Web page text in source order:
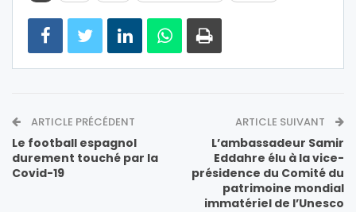
ARTICLE PRÉCÉDENT
Le football espagnol
durement touché par la
Covid-19
ARTICLE SUIVANT
L’ambassadeur Samir
Eddahre élu à la vice-
présidence du Comité du
patrimoine mondial
immatériel de l’Unesco